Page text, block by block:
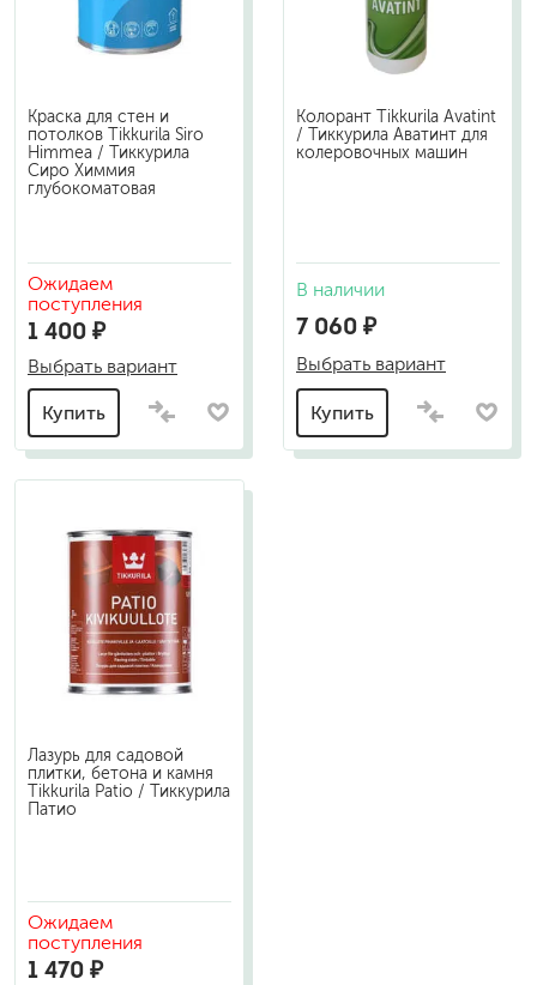
Краска для стен и
потолков Tikkurila Siro
Himmea / Тиккурила
Сиро Химмия
глубокоматовая
Ожидаем
поступления
1 400 ₽
Выбрать вариант
Купить
Колорант Tikkurila Avatint
/ Тиккурила Аватинт для
колеровочных машин
В наличии
7 060 ₽
Выбрать вариант
Купить
Лазурь для садовой
плитки, бетона и камня
Tikkurila Patio / Тиккурила
Патио
Ожидаем
поступления
1 470 ₽